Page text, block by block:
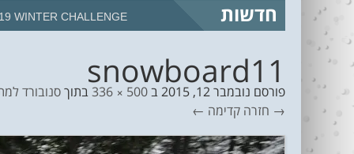
חדשות מצב הים והרוח – תחזית גלים
snowboard11
פורסם נובמבר 12, 2015 ב500 × 336 בתוךסנובורד
→ חזרה קדימה ←